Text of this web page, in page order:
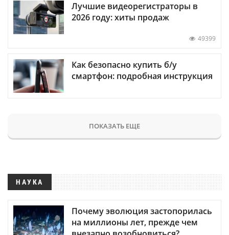
Лучшие видеорегистраторы в
2026 году: хиты продаж
49399
Как безопасно купить б/у
смартфон: подробная инструкция
ПОКАЗАТЬ ЕЩЕ
НАУКА
Почему эволюция застопорилась
на миллионы лет, прежде чем